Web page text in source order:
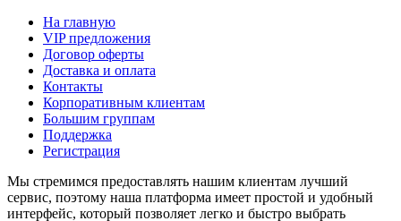
На главную
VIP предложения
Договор оферты
Доставка и оплата
Контакты
Корпоративным клиентам
Большим группам
Поддержка
Регистрация
Мы стремимся предоставлять нашим клиентам лучший
сервис, поэтому наша платформа имеет простой и удобный
интерфейс, который позволяет легко и быстро выбрать